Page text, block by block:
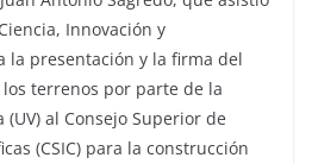
Innovación y
la presentación y la firma del
terrenos por parte de la
al Consejo Superior de
(CSIC) para la construcción